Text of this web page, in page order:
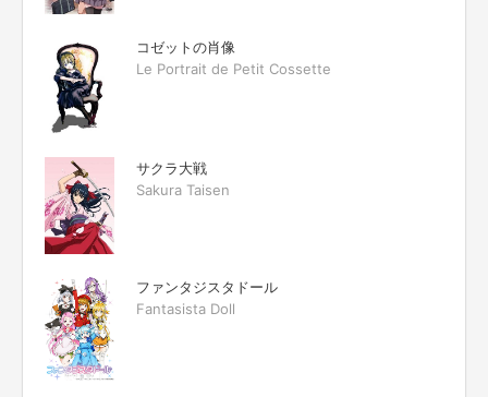
コゼットの肖像
Le Portrait de Petit Cossette
サクラ大戦
Sakura Taisen
ファンタジスタドール
Fantasista Doll